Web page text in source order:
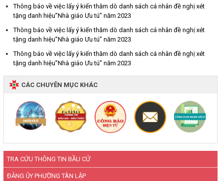
TRA CỨU THÔNG TIN BẦU CỬ
ĐẢNG ỦY PHƯỜNG TÂN LẬP
Thông báo về việc lấy ý kiến thăm dò danh sách cá nhân đề nghị xét
tặng danh hiệu”Nhà giáo Ưu tú” năm 2023
Thông báo về việc lấy ý kiến thăm dò danh sách cá nhân đề nghị xét
tặng danh hiệu”Nhà giáo Ưu tú” năm 2023
Thông báo về việc lấy ý kiến thăm dò danh sách cá nhân đề nghị xét
tặng danh hiệu”Nhà giáo Ưu tú” năm 2023
CÁC CHUYÊN MỤC KHÁC